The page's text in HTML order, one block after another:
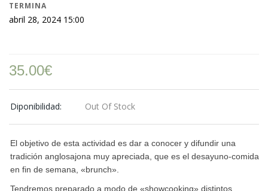
TERMINA
abril 28, 2024 15:00
35.00€
Diponibilidad: Out Of Stock
El objetivo de esta actividad es dar a conocer y difundir una
tradición anglosajona muy apreciada, que es el desayuno-comida
en fin de semana, «brunch».
Tendremos preparado a modo de «showcooking» distintos